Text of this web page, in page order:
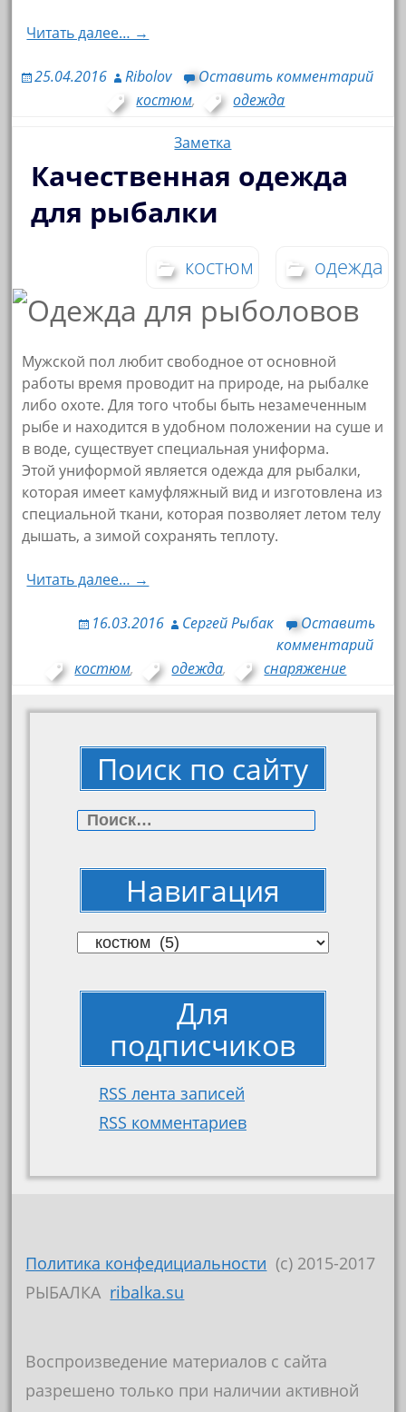
Читать далее… →
25.04.2016 Ribolov
Оставить комментарий
костюм, одежда
Заметка
Качественная одежда
для рыбалки
костюм одежда
Мужской пол любит свободное от основной
работы время проводит на природе, на рыбалке
либо охоте. Для того чтобы быть незамеченным
рыбе и находится в удобном положении на суше и
в воде, существует специальная униформа.
Этой униформой является одежда для рыбалки,
которая имеет камуфляжный вид и изготовлена из
специальной ткани, которая позволяет летом телу
дышать, а зимой сохранять теплоту.
Читать далее… →
16.03.2016 Сергей Рыбак
Оставить
комментарий
костюм, одежда, снаряжение
Поиск по сайту
Найти:
Навигация
Навигация
Для
подписчиков
RSS лента записей
RSS комментариев
Политика конфедициальности (c) 2015-2017
РЫБАЛКА ribalka.su
Воспроизведение материалов с сайта
разрешено только при наличии активной